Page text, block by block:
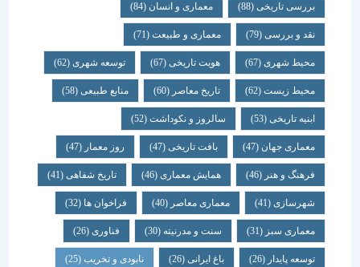
بررسی تاریخی(88) معماری و انسان(84)
نقد و بررسی(79) معماری و طبیعت(71)
محیط شهری(67) هویت تاریخی(67) توسعه شهری(62)
محیط زیست(62) تاریخ معاصر(60) منابع طبیعی(58)
ابنیه تاریخی(53) سالروز و نکوداشت(52)
معماری جهان(47) بافت تاریخی(47) روز معمار(47)
فرهنگ و هنر(46) همایش معماری(46) تاریخ شفاهی(41)
شهرسازی(41) معماری معاصر(40) فراخوان ها(32)
معماری سبز(31) سنت و مدرنیته(30) فناوری(26)
توسعه پایدار(26) باغ ایرانی (26) نابودی و تخریب (25)